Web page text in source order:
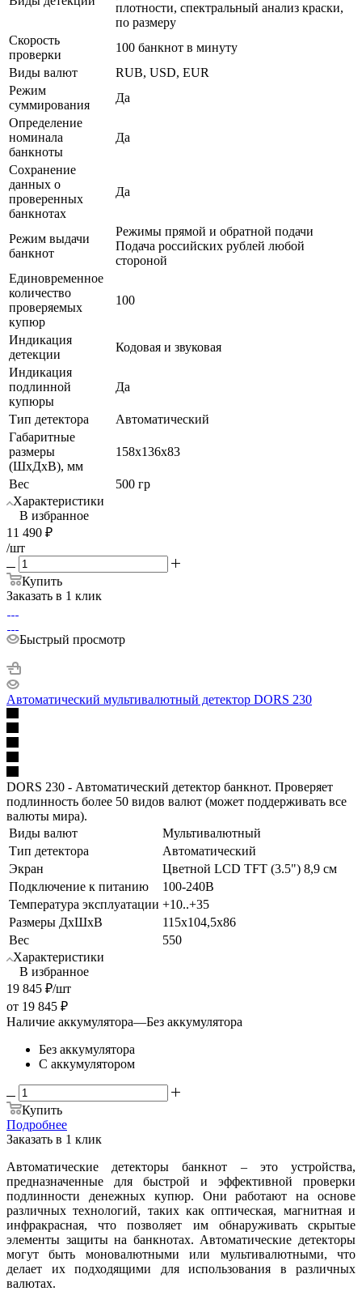
плотности, спектральный анализ краски,
по размеру
Скорость
проверки
100 банкнот в минуту
Виды валют
RUB, USD, EUR
Режим
суммирования
Да
Определение
номинала
банкноты
Да
Сохранение
данных о
проверенных
банкнотах
Да
Режим выдачи
банкнот
Режимы прямой и обратной подачи
Подача российских рублей любой
стороной
Единовременное
количество
проверяемых
купюр
100
Индикация
детекции
Кодовая и звуковая
Индикация
подлинной
купюры
Да
Тип детектора
Автоматический
Габаритные
размеры
(ШхДхВ), мм
158x136x83
Вес
500 гр
Характеристики
В избранное
11 490 ₽
/шт
Купить
Заказать в 1 клик
Быстрый просмотр
Автоматический мультивалютный детектор DORS 230
DORS 230 - Автоматический детектор банкнот. Проверяет
подлинность более 50 видов валют (может поддерживать все
валюты мира).
Виды валют
Мультивалютный
Тип детектора
Автоматический
Экран
Цветной LCD TFT (3.5") 8,9 см
Подключение к питанию
100-240В
Температура эксплуатации +10..+35
Размеры ДхШхВ
115x104,5x86
Вес
550
Характеристики
В избранное
19 845 ₽/шт
от 19 845 ₽
Наличие аккумулятора—Без аккумулятора
Без аккумулятора
С аккумулятором
Купить
Подробнее
Заказать в 1 клик
Автоматические детекторы банкнот – это устройства,
предназначенные для быстрой и эффективной проверки
подлинности денежных купюр. Они работают на основе
различных технологий, таких как оптическая, магнитная и
инфракрасная, что позволяет им обнаруживать скрытые
элементы защиты на банкнотах. Автоматические детекторы
могут быть моновалютными или мультивалютными, что
делает их подходящими для использования в различных
валютах.